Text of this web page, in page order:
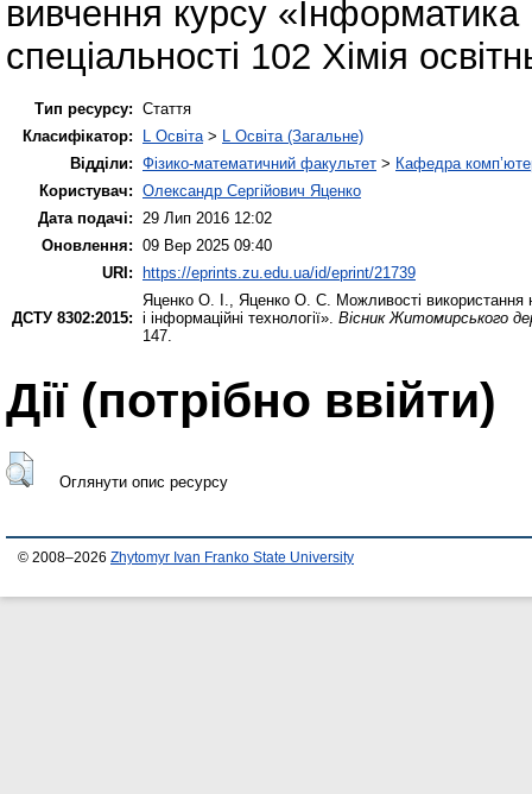
вивчення курсу «Інформатика
спеціальності 102 Хімія
Тип ресурсу: Стаття
Класифікатор:
L Освіта > L Освіта (Загальне)
Відділи: Фізико-математичний факультет > Кафедра
Користувач: Олександр Сергійович Яценко
Дата подачі:
29 Лип 2016 12:02
Оновлення: 09 Вер 2025 09:40
URI: https://eprints.zu.edu.ua/id/eprint/21739
ДСТУ 8302:2015:
Яценко О. І. Яценко О. С. Можливості використання
і інформаційні технології». Вісник Житомирського
147.
Дії ​​(потрібно ввійти)
Оглянути опис ресурсу
© 2008–2026 Zhytomyr Ivan Franko State University